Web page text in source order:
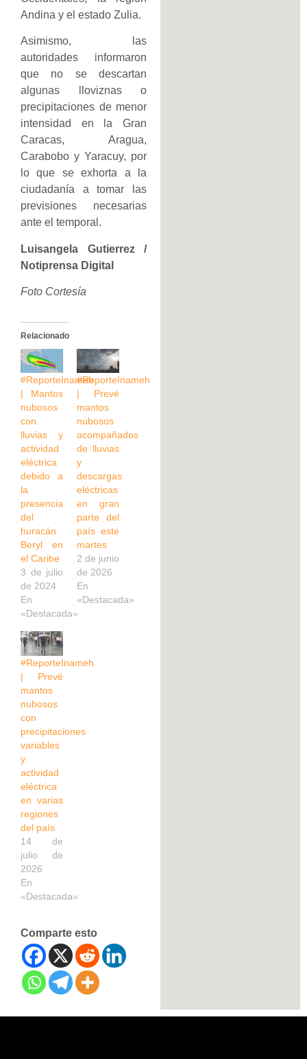
Andina y el estado Zulia.
Asimismo, las
autoridades informaron
que no se descartan
algunas lloviznas o
precipitaciones de menor
intensidad en la Gran
Caracas, Aragua,
Carabobo y Yaracuy, por
lo que se exhorta a la
ciudadanía a tomar las
previsiones necesarias
ante el temporal.
Luisangela Gutierrez /
Notiprensa Digital
Foto Cortesía
Relacionado
#ReporteInameh
| Mantos
nubosos
con
lluvias y
actividad
eléctrica
debido a
la
presencia
del
huracán
Beryl en
el Caribe
3 de julio
de 2024
En
«Destacada»
#ReporteInameh
| Prevé
mantos
nubosos
acompañados
de lluvias
y
descargas
eléctricas
en gran
parte del
país este
martes
2 de junio
de 2026
En
«Destacada»
#ReporteInameh
| Prevé
mantos
nubosos
con
precipitaciones
variables
y
actividad
eléctrica
en varias
regiones
del país
14 de
julio de
2026
En
«Destacada»
Comparte esto